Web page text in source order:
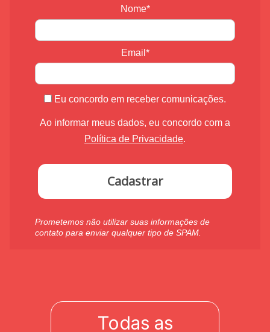
Nome*
Email*
Eu concordo em receber comunicações.
Ao informar meus dados, eu concordo com a
Política de Privacidade.
Cadastrar
Prometemos não utilizar suas informações de
contato para enviar qualquer tipo de SPAM.
Todas as